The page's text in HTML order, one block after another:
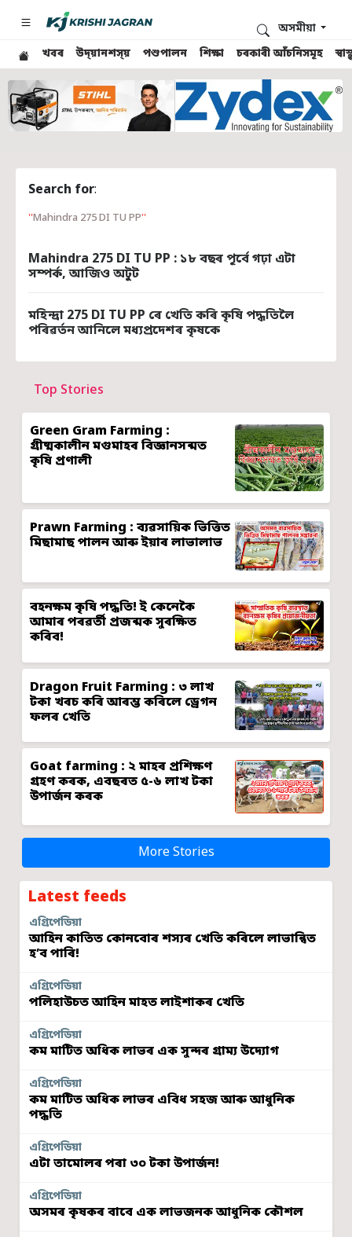
খবৰ উদ্য়ানশস্য় পশুপালন শিক্ষা চৰকাৰী আঁচনিসমূহ
অসমীয়া
Search for:
Mahindra 275 DI TU PP
Mahindra 275 DI TU PP : ১৮ বছৰ পূৰ্বে গঢ়া এটা
সম্পৰ্ক, আজিও অটুট
মহিন্দ্ৰা 275 DI TU PP ৰে খেতি কৰি কৃষি পদ্ধতিলৈ
পৰিৱৰ্তন আনিলে মধ্যপ্ৰদেশৰ কৃষকে
Top Stories
Green Gram Farming :
গ্ৰীষ্মকালীন মগুমাহৰ বিজ্ঞানসন্মত
কৃষি প্ৰণালী
Prawn Farming : ব্যৱসায়িক ভিত্তিত
মিছামাছ পালন আৰু ইয়াৰ লাভালাভ
বহনক্ষম কৃষি পদ্ধতি! ই কেনেকৈ
আমাৰ পৰৱৰ্তী প্ৰজন্মক সুৰক্ষিত
কৰিব!
Dragon Fruit Farming : ৩ লাখ
টকা খৰচ কৰি আৰম্ভ কৰিলে ড্ৰেগন
ফলৰ খেতি
Goat farming : ২ মাহৰ প্ৰশিক্ষণ
গ্ৰহণ কৰক, এবছৰত ৫-৬ লাখ টকা
উপাৰ্জন কৰক
More Stories
Latest feeds
এগ্ৰিপেডিয়া
আহিন কাতিত কোনবোৰ শস্যৰ খেতি কৰিলে লাভান্বিত
হ’ব পাৰি!
এগ্ৰিপেডিয়া
পলিহাউচত আহিন মাহত লাইশাকৰ খেতি
এগ্ৰিপেডিয়া
কম মাটিত অধিক লাভৰ এক সুন্দৰ গ্ৰাম্য উদ্যোগ
এগ্ৰিপেডিয়া
কম মাটিত অধিক লাভৰ এবিধ সহজ আৰু আধুনিক
পদ্ধতি
এগ্ৰিপেডিয়া
এটা তামোলৰ পৰা ৩০ টকা উপাৰ্জন!
এগ্ৰিপেডিয়া
অসমৰ কৃষকৰ বাবে এক লাভজনক আধুনিক কৌশল